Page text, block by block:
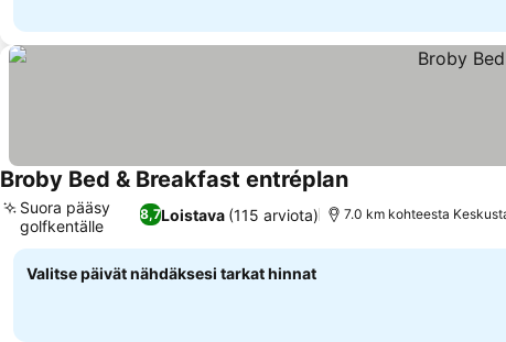
Broby Bed & Breakfast entréplanKatso hinnat
8,7Loistava (115 arviota)
Suora pääsy
golfkentälle
7.0 km kohteesta
Valitse päivät nähdäksesi tarkat hinnat